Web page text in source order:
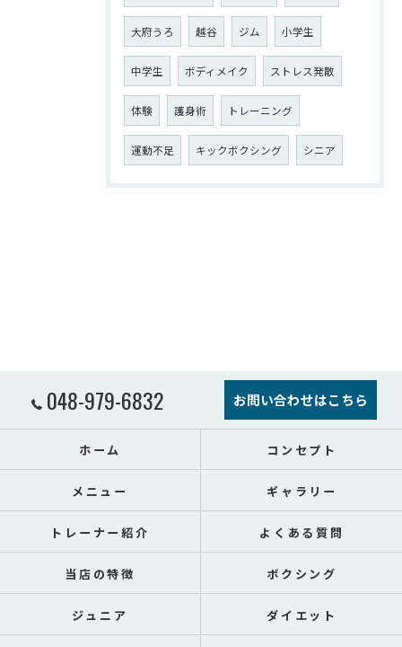
大府うろ 越谷 ジム 小学生
中学生 ボディメイク ストレス発散
体験 護身術 トレーニング
運動不足 キックボクシング シニア
048-979-6832 お問い合わせはこちら
ホーム コンセプト
メニュー ギャラリー
トレーナー紹介 よくある質問
当店の特徴 ボクシング
ジュニア ダイエット